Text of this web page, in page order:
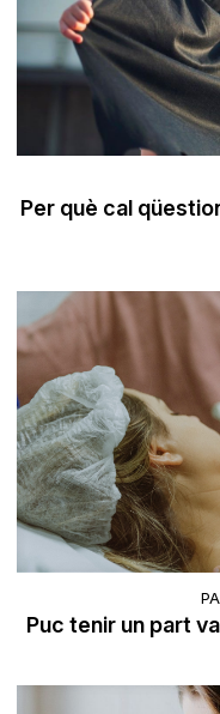
Per què cal
Puc tenir un part